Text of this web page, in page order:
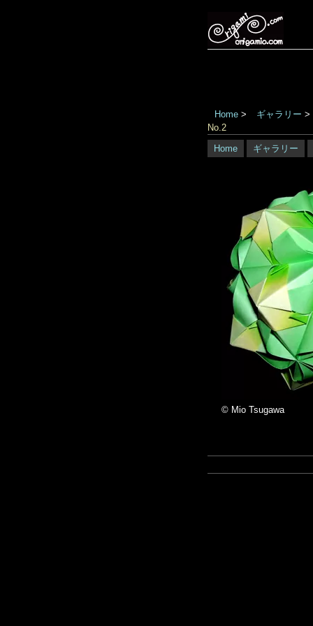
Home > ギャラリー >
No.2
Home
ギャラリー
© Mio Tsugawa